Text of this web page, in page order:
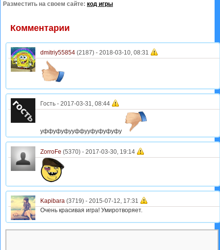
Разместить на своем сайте: код игры
Комментарии
dmitriy55854 (2187) - 2018-03-10, 08:31
Гость - 2017-03-31, 08:44
уффуфуфууффууфуфуфуфу
ZorroFe (5370) - 2017-03-30, 19:14
Kapibara (3719) - 2015-07-12, 17:31
Очень красивая игра! Умиротворяет.